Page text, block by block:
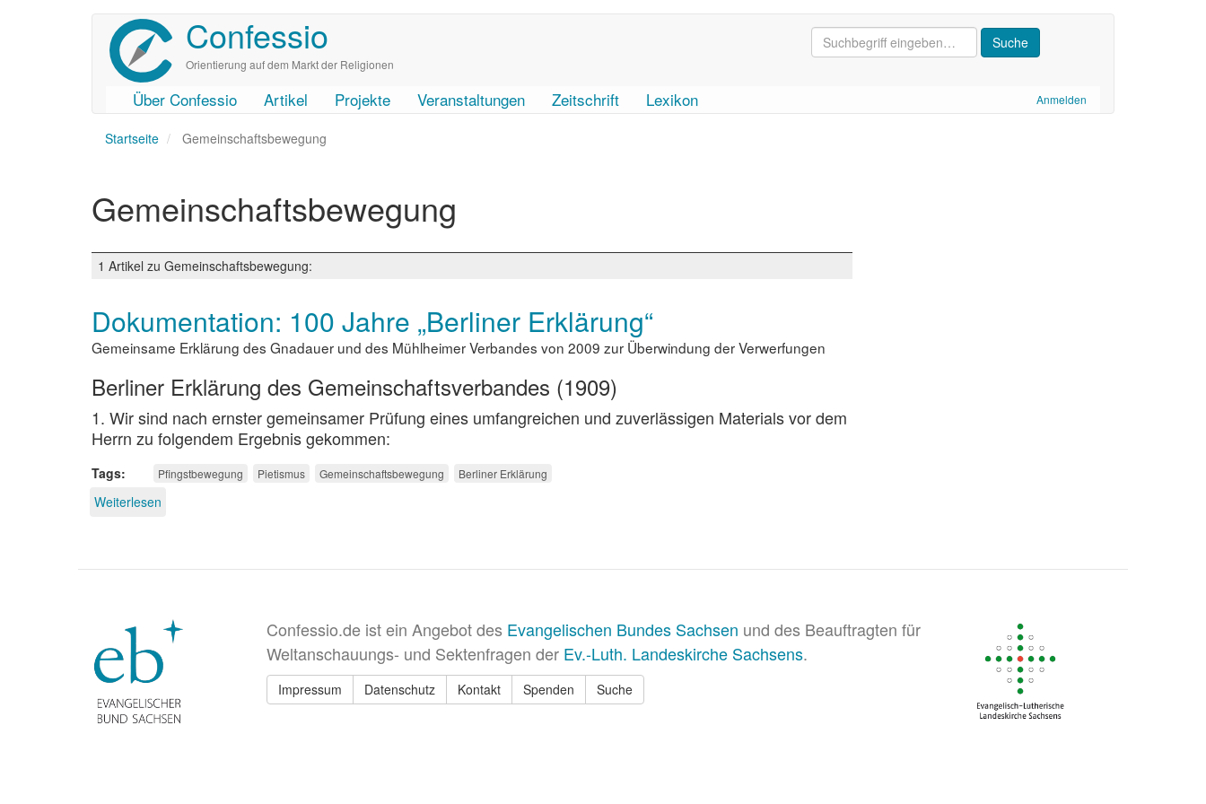
Confessio
Orientierung auf dem Markt der Religionen
User
account
Anmelden
Main
navigation
Über Confessio Artikel Projekte Veranstaltungen Zeitschrift Lexikon
Startseite Gemeinschaftsbewegung
Gemeinschaftsbewegung
1 Artikel zu Gemeinschaftsbewegung:
Dokumentation: 100 Jahre „Berliner Erklärung“
Gemeinsame Erklärung des Gnadauer und des Mühlheimer Verbandes von 2009 zur Überwindung der Verwerfungen
Berliner Erklärung des Gemeinschaftsverbandes (1909)
1. Wir sind nach ernster gemeinsamer Prüfung eines umfangreichen und zuverlässigen Materials vor dem
Herrn zu folgendem Ergebnis gekommen:
Tags Pfingstbewegung Pietismus Gemeinschaftsbewegung Berliner Erklärung
Weiterlesen
„Berliner
Confessio.de ist ein Angebot des Evangelischen Bundes Sachsen und des Beauftragten für
Weltanschauungs- und Sektenfragen der Ev.-Luth. Landeskirche Sachsens.
Impressum Datenschutz Kontakt Spenden Suche